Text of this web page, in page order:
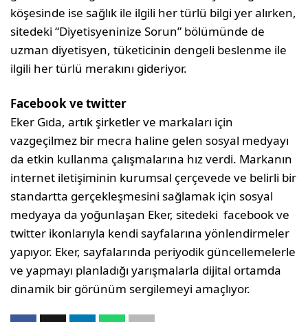
köşesinde ise sağlık ile ilgili her türlü bilgi yer alırken,
sitedeki “Diyetisyeninize Sorun” bölümünde de
uzman diyetisyen, tüketicinin dengeli beslenme ile
ilgili her türlü merakını gideriyor.
Facebook ve twitter
Eker Gıda, artık şirketler ve markaları için
vazgeçilmez bir mecra haline gelen sosyal medyayı
da etkin kullanma çalışmalarına hız verdi. Markanın
internet iletişiminin kurumsal çerçevede ve belirli bir
standartta gerçekleşmesini sağlamak için sosyal
medyaya da yoğunlaşan Eker, sitedeki facebook ve
twitter ikonlarıyla kendi sayfalarına yönlendirmeler
yapıyor. Eker, sayfalarında periyodik güncellemelerle
ve yapmayı planladığı yarışmalarla dijital ortamda
dinamik bir görünüm sergilemeyi amaçlıyor.